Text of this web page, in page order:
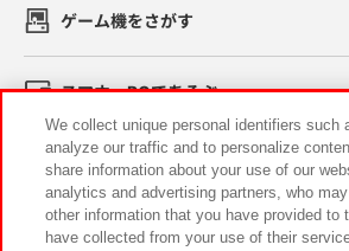
ゲーム機をさがす
スマホ・PCであそぶ
イベント・キャンペーン
We collect unique personal identifiers such
analyze our traffic and to personalize
share information about your use of our
analytics and advertising partners, who
other information that you have provided to
have collected from your use of their